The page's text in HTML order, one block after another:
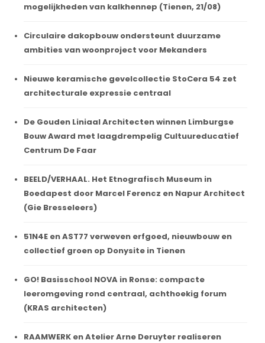
mogelijkheden van kalkhennep (Tienen, 21/08)
Circulaire dakopbouw ondersteunt duurzame
ambities van woonproject voor Mekanders
Nieuwe keramische gevelcollectie StoCera 54 zet
architecturale expressie centraal
De Gouden Liniaal Architecten winnen Limburgse
Bouw Award met laagdrempelig Cultuureducatief
Centrum De Faar
BEELD/VERHAAL. Het Etnografisch Museum in
Boedapest door Marcel Ferencz en Napur Architect
(Gie Bresseleers)
51N4E en AST77 verweven erfgoed, nieuwbouw en
collectief groen op Donysite in Tienen
GO! Basisschool NOVA in Ronse: compacte
leeromgeving rond centraal, achthoekig forum
(KRAS architecten)
RAAMWERK en Atelier Arne Deruyter realiseren